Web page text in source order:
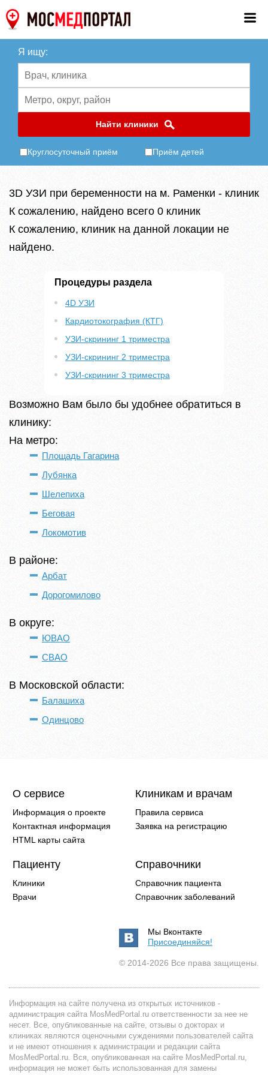
Я ищу:
Найти клиники
Круглосуточный приём Приём детей
3D УЗИ при беременности на м. Раменки - клиник
К сожалению, найдено всего 0 клиник
К сожалению, клиник на данной локации не
найдено.
Процедуры раздела
4D УЗИ
Кардиотокография (КТГ)
УЗИ-скрининг 1 триместра
УЗИ-скрининг 2 триместра
УЗИ-скрининг 3 триместра
Возможно Вам было бы удобнее обратиться в
клинику:
На метро:
Площадь Гагарина
Лубянка
Шелепиха
Беговая
Локомотив
В районе:
Арбат
Дорогомилово
В округе:
ЮВАО
СВАО
В Московской области:
Балашиха
Одинцово
О сервисе
Информация о проекте
Контактная информация
HTML карты сайта
Клиникам и врачам
Правила сервиса
Заявка на регистрацию
Пациенту
Клиники
Врачи
Справочники
Справочник пациента
Справочник заболеваний
Мы Вконтакте
Присоединяйся!
© 2014-2026 Все права защищены.
Информация на сайте получена из открытых источников -
администрация сайта MosMedPortal.ru ответственности за нее не
несет. Все, опубликованные на сайте, отзывы о докторах и
клиниках являются оценочными суждениями пользователей сайта
и не имеют отношения к администрации и редакции сайта
MosMedPortal.ru. Вся, опубликованная на сайте MosMedPortal.ru,
информация не может быть использованная для замены